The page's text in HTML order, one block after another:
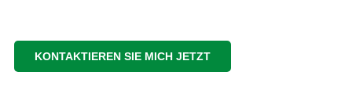
KONTAKTIEREN SIE MICH JETZT